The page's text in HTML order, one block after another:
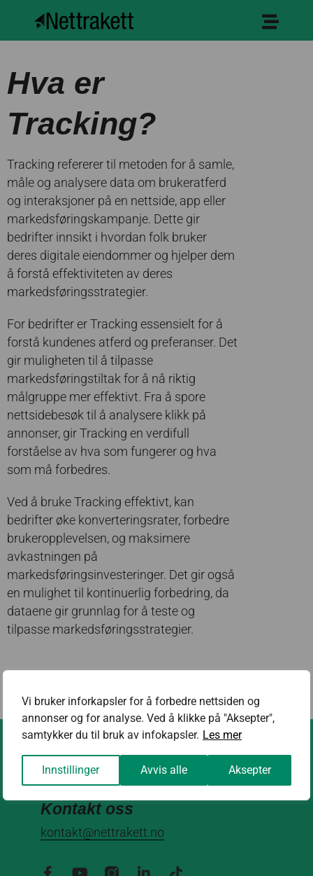
Vi bruker inforkapsler for å forbedre nettsiden og
annonser og for analyse. Ved å klikke på "Aksepter",
samtykker du til bruk av infokapsler. Les mer
Innstillinger Avvis alle Aksepter
Hva er
Tracking?
Tracking refererer til metoden for å samle,
måle og analysere data om brukeratferd
og interaksjoner på en nettside, app eller
markedsføringskampanje. Dette gir
bedrifter innsikt i hvordan folk bruker
deres digitale eiendommer og hjelper dem
å forstå effektiviteten av deres
markedsføringsstrategier.
For bedrifter er Tracking essensielt for å
forstå kundenes atferd og preferanser. Det
gir muligheten til å tilpasse
markedsføringstiltak for å nå riktig
målgruppe mer effektivt. Fra å spore
nettsidebesøk til å analysere klikk på
annonser, gir Tracking en verdifull
forståelse av hva som fungerer og hva
som må forbedres.
Ved å bruke Tracking effektivt, kan
bedrifter øke konverteringsrater, forbedre
brukeropplevelsen, og maksimere
avkastningen på
markedsføringsinvesteringer. Det gir også
en mulighet til kontinuerlig forbedring, da
dataene gir grunnlag for å teste og
tilpasse markedsføringsstrategier.
Kontakt oss
kontakt@nettrakett.no